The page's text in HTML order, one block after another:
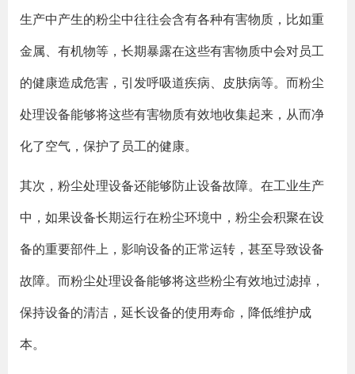
生产中产生的粉尘中往往会含有各种有害物质，比如重
金属、有机物等，长期暴露在这些有害物质中会对员工
的健康造成危害，引发呼吸道疾病、皮肤病等。而粉尘
处理设备能够将这些有害物质有效地收集起来，从而净
化了空气，保护了员工的健康。
其次，粉尘处理设备还能够防止设备故障。在工业生产
中，如果设备长期运行在粉尘环境中，粉尘会积聚在设
备的重要部件上，影响设备的正常运转，甚至导致设备
故障。而粉尘处理设备能够将这些粉尘有效地过滤掉，
保持设备的清洁，延长设备的使用寿命，降低维护成
本。